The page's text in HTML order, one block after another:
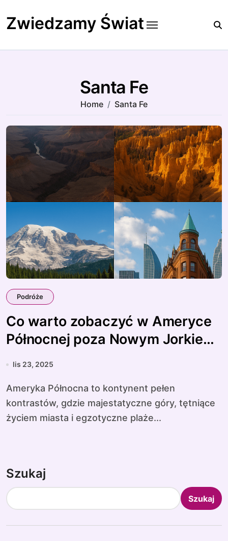
to
content
Zwiedzamy Świat
Santa Fe
Home Santa Fe
Podróże
Co warto zobaczyć w Ameryce
Północnej poza Nowym Jorkiem
i Los Angeles
lis 23, 2025
Ameryka Północna to kontynent pełen
kontrastów, gdzie majestatyczne góry, tętniące
życiem miasta i egzotyczne plaże...
Szukaj
Szukaj